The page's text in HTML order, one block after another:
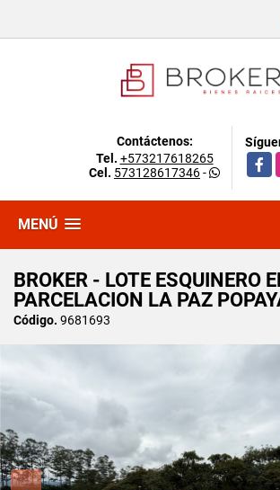
Contáctenos:
Tel. +573217618265
Cel. 573128617346-
MENÚ
BROKER - LOTE ESQUINERO
PARCELACION LA PAZ
Código. 9681693